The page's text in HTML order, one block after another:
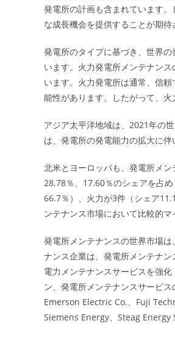
発電所の計画も含まれています
な成長機会を提供することが期待
発電所のタイプに基づき、世界
います。火力発電所メンテナン
います。火力発電所は通常、信
能性があります。したがって、
アジア太平洋地域は、2021年の
は、発電所の発電能力の拡大に
北米とヨーロッパも、発電所メ
28.78％、17.60％のシェアを占
66.7％）、火力が3件（シェア
ンテナンス市場において比較的マ
発電所メンテナンスの世界市場
ナンス企業は、発電所メンテナ
電力メンテナンスサービスを強
ン、発電所メンテナンスサービ
Emerson Electric Co.、Fuji
Siemens Energy、Steag Energy